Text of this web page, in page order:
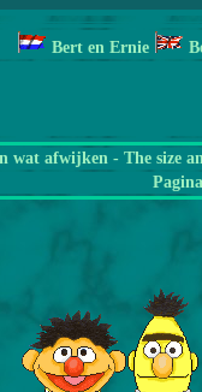
Bert en Ernie
wat afwijken - The size